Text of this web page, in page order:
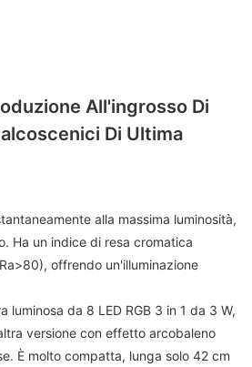
All'ingrosso Di
Di Ultima
alla massima luminosità,
Ha un indice di resa cromatica
offrendo un'illuminazione
luminosa da 8 LED RGB 3 in 1 da 3 W,
versione con effetto arcobaleno
È molto compatta, lunga solo 42 cm